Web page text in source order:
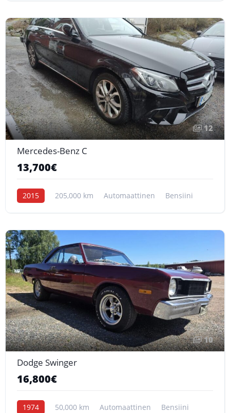
12
Mercedes-Benz C
13,700€
2015 205,000 km Automaattinen Bensiini
10
Dodge Swinger
16,800€
1974 50,000 km Automaattinen Bensiini